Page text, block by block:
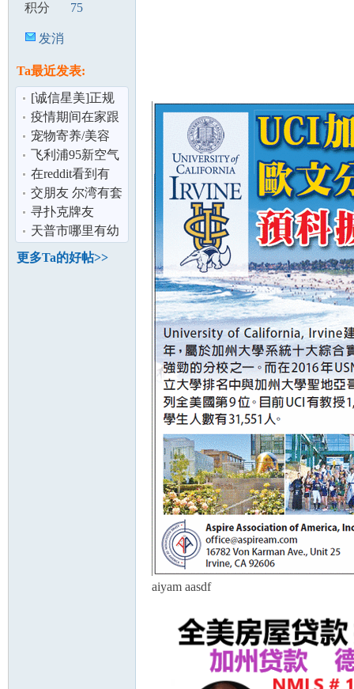
积分 75
发消
Ta最近发表:
[诚信星美]正规
注册经营,六年优
秀口碑,微信
疫情期间在家跟
着智能架子鼓学
习
宠物寄养/美容
飞利浦95新空气
炸锅超低价出 仅
使用1次
在reddit看到有
Amazon皮带免费
送
交朋友 尔湾有套
间出租
寻扑克牌友
天普市哪里有幼
儿舞蹈培训
更多Ta的好帖>>
aiyam aasdf